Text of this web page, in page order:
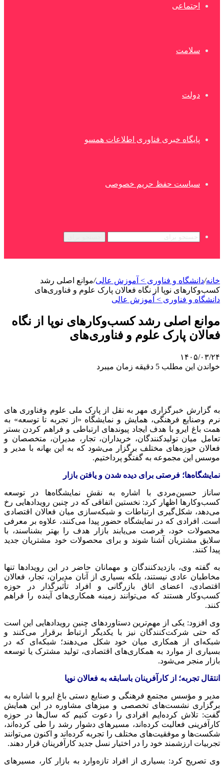
اجتماعی
سلامت
دولت
پایگاه خبری فناوری اطلاعات همسو
سیاست حفظ حریم خصوصی
خانه/دانشگاه و فناوری > آموزش عالی/موانع اصلی رشد
کسب‌وکارهای نوپا از نگاه فعالان پارک علوم و فناوری‌های
دانشگاه و فناوری > آموزش عالی
موانع اصلی رشد کسب‌وکارهای نوپا از نگاه
فعالان پارک علوم و فناوری‌های
۱۴۰۵/۰۳/۲۴
خواندن این مطلب 5 دقیقه زمان میبرد
به گزارش خبرگزاری مهر به نقل از پارک ملی علوم وفناوری های
نرم وصنایع فرهنگی، همایش و نمایشگاه «از تجربه تا توسعه» به
همت باغ ایرو با هدف ایجاد پیوندهای ارتباطی و فراهم کردن بستر
تعامل میان تولیدکنندگان، خریداران، تجار، مدیران، متخصصان و
فعالان حوزه‌های مختلف برگزار می‌شود که به این بهانه با مدیر و
موسس این مجموعه به گفتگو پرداختیم.
نمایشگاه‌ها؛ فرصتی برای دیده شدن و یافتن بازار
ساناز حسین‌مردی با اشاره به نقش نمایشگاه‌ها در توسعه
کسب‌وکارها اظهار کرد: نخستین اتفاقی که در چنین رویدادهایی رخ
می‌دهد، شکل‌گیری ارتباطات و شبکه‌سازی میان فعالان اقتصادی
است. افرادی که در نمایشگاه حضور پیدا می‌کنند، علاوه بر معرفی
محصولات خود، فرصت می‌یابند بازار هدف را بهتر بشناسند، با
سلایق مشتریان آشنا شوند و برای محصولات خود مشتریان جدید
پیدا کنند.
به گفته وی، بازدیدکنندگان و مهمانان حاضر در این رویدادها تنها
مخاطبان عادی نیستند، بلکه بسیاری از آنان مدیران، تجار، فعالان
اقتصادی، اعضای اتاق بازرگانی و افراد تأثیرگذار در حوزه
کسب‌وکار هستند که می‌توانند زمینه همکاری‌های آینده را فراهم
کنند.
وی افزود: یکی از مهم‌ترین دستاوردهای چنین رویدادهایی این است
که حتی شرکت‌کنندگان نیز با یکدیگر ارتباط برقرار می‌کنند و
شبکه‌ای از همکاری میان خود شکل می‌دهند؛ شبکه‌ای که در
بسیاری از موارد به همکاری‌های اقتصادی، تولید مشترک یا توسعه
بازار منجر می‌شود.
انتقال تجربه؛ از کارآفرینان باسابقه به فعالان نوپا
مدیر و مؤسس مجتمع فرهنگی و صنایع دستی باغ ایرو با اشاره به
برگزاری نشست‌های تخصصی و میزهای مشاوره در این همایش
گفت: تلاش کرده‌ایم افرادی را دعوت کنیم که سال‌ها در حوزه
کارآفرینی فعالیت کرده‌اند، مسیرهای دشوار رشد را طی کرده‌اند،
شکست‌ها و موفقیت‌های مختلف را تجربه کرده‌اند و اکنون می‌توانند
تجربیات ارزشمند خود را در اختیار نسل جدید کارآفرینان قرار دهند.
وی تصریح کرد: بسیاری از افراد تازه‌وارد به بازار کار، مسیرهای